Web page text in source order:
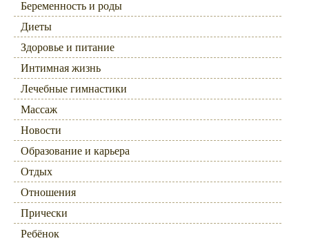
Беременность и роды
Диеты
Здоровье и питание
Интимная жизнь
Лечебные гимнастики
Массаж
Новости
Образование и карьера
Отдых
Отношения
Прически
Ребёнок